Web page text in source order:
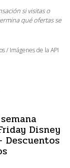
si visitas o
qué ofertas se
/ Imágenes de la API
Disney
Descuentos